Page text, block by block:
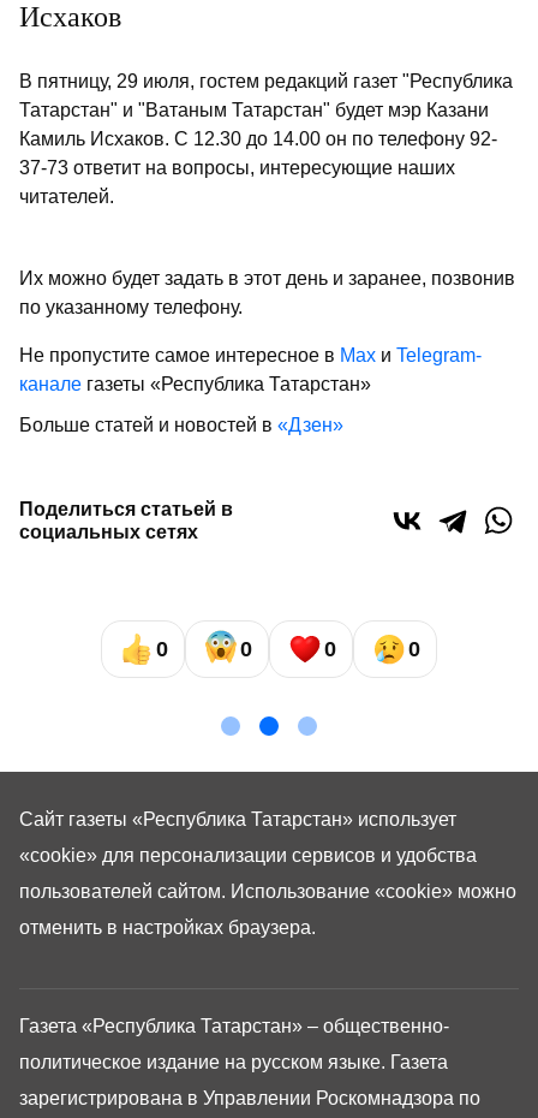
Исхаков
В пятницу, 29 июля, гостем редакций газет "Республика
Татарстан" и "Ватаным Татарстан" будет мэр Казани
Камиль Исхаков. С 12.30 до 14.00 он по телефону 92-
37-73 ответит на вопросы, интересующие наших
читателей.
Их можно будет задать в этот день и заранее, позвонив
по указанному телефону.
Не пропустите самое интересное в Max и Telegram-
канале газеты «Республика Татарстан»
Больше статей и новостей в «Дзен»
Поделиться статьей в
социальных сетях
0 0 0 0
Газета «Республика Татарстан» – общественно-
политическое издание на русском языке. Газета
зарегистрирована в Управлении Роскомнадзора по
Сайт газеты «Республика Татарстан» использует
«cookie» для персонализации сервисов и удобства
пользователей сайтом. Использование «cookie» можно
отменить в настройках браузера.